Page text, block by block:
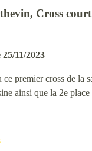
Cross
11/2023
premier cross de la
ainsi que la 2e place